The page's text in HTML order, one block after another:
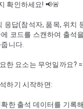
확인하세요! 📢🚨
응답(참석자, 품목, 위치
코드를 스캔하여 출석
니다.
한 요소는 무엇일까요?
하기 시작하면:
한 출석 데이터를 기록